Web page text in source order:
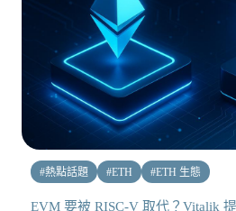
#熱點話題 #ETH #ETH 生態
EVM 要被 RISC-V 取代？Vitalik